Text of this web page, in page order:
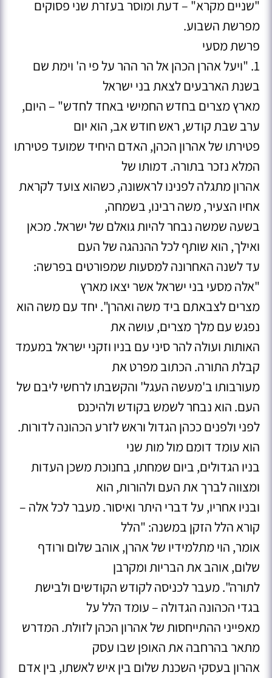
"שניים מקרא" – דעת ומוסר בעזרת שני פסוקים
מפרשת השבוע.
פרשת מסעי
1. "ויעל אהרן הכהן אל הר ההר על פי ה' וימת שם
בשנת הארבעים לצאת בני ישראל
מארץ מצרים בחדש החמישי באחד לחדש" – היום,
ערב שבת קודש, ראש חודש אב, הוא יום
פטירתו של אהרון הכהן, האדם היחיד שמועד פטירתו
המלא נזכר בתורה. דמותו של
אהרון מתגלה לפנינו לראשונה, כשהוא צועד לקראת
אחיו הצעיר, משה רבינו, בשמחה,
בשעה שמשה נבחר להיות גואלם של ישראל. מכאן
ואילך, הוא שותף לכל ההנהגה של העם
עד לשנה האחרונה למסעות שמפורטים בפרשה:
"אלה מסעי בני ישראל אשר יצאו מארץ
מצרים לצבאתם ביד משה ואהרן". יחד עם משה הוא
נפגש עם מלך מצרים, עושה את
האותות ועולה להר סיני עם בניו וזקני ישראל במעמד
קבלת התורה. הכתוב מפרט את
מעורבותו ב'מעשה העגל' והקשבתו לרחשי ליבם של
העם. הוא נבחר לשמש בקודש ולהיכנס
לפני ולפנים ככהן הגדול וראש לזרע הכהונה לדורות.
הוא עומד דומם מול מות שני
בניו הגדולים, ביום שמחתו, בחנוכת משכן העדות
ומצווה לברך את העם ולהורות, הוא
ובניו אחריו, על דברי היתר ואיסור. מעבר לכל אלה –
קורא הלל הזקן במשנה: "הלל
אומר, הוי מתלמידיו של אהרן, אוהב שלום ורודף
שלום, אוהב את הבריות ומקרבן
לתורה". מעבר לכניסה לקודש הקודשים ולבישת
בגדי הכהונה הגדולה – עומד הלל על
מאפייני ההתייחסות של אהרון הכהן לזולת. המדרש
מתאר בהרחבה את האופן שבו עסק
אהרון בעסקי השכנת שלום בין איש לאשתו, בין אדם